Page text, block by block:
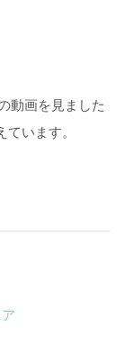
動画を見ました
います。